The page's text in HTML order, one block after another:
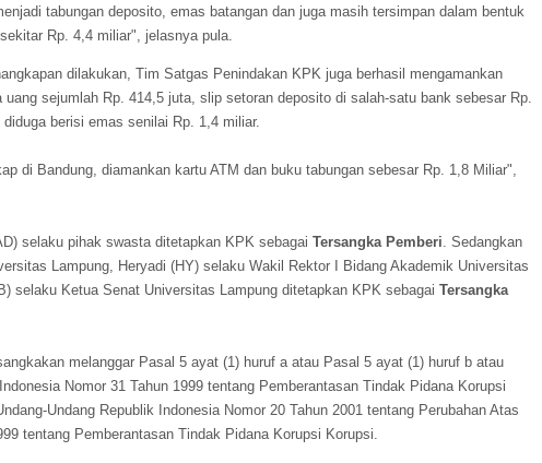
tabungan deposito, emas batangan dan juga masih tersimpan dalam bentuk
Rp. 4,4 miliar", jelasnya pula.
dilakukan, Tim Satgas Penindakan KPK juga berhasil mengamankan
sejumlah Rp. 414,5 juta, slip setoran deposito di salah-satu bank sebesar Rp.
berisi emas senilai Rp. 1,4 miliar.
di Bandung, diamankan kartu ATM dan buku tabungan sebesar Rp. 1,8 Miliar",
selaku pihak swasta ditetapkan KPK sebagai Tersangka Pemberi. Sedangkan
Lampung, Heryadi (HY) selaku Wakil Rektor I Bidang Akademik Universitas
selaku Ketua Senat Universitas Lampung ditetapkan KPK sebagai Tersangka
melanggar Pasal 5 ayat (1) huruf a atau Pasal 5 ayat (1) huruf b atau
Nomor 31 Tahun 1999 tentang Pemberantasan Tindak Pidana Korupsi
Undang Republik Indonesia Nomor 20 Tahun 2001 tentang Perubahan Atas
tentang Pemberantasan Tindak Pidana Korupsi Korupsi.